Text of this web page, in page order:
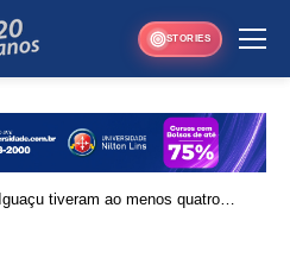
STORIES
tiveram ao menos quatro